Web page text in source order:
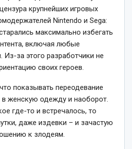
крупнейших игровых
Nintendo и Sega:
максимально избегать
включая любые
Из-за этого разработчики не
своих героев.
показывать переодевание
женскую одежду и наоборот.
где-то и встречалось, то
даже издевки – и зачастую
к злодеям.